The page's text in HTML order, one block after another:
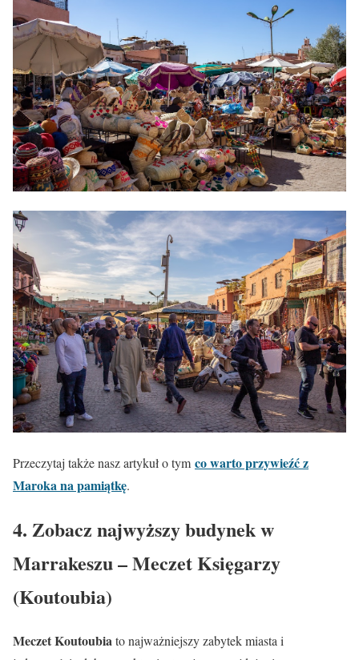
Przeczytaj także nasz artykuł o tym co warto przywieźć z
Maroka na pamiątkę.
4. Zobacz najwyższy budynek w
Marrakeszu – Meczet Księgarzy
(Koutoubia)
Meczet Koutoubiato najważniejszy zabytek miasta i